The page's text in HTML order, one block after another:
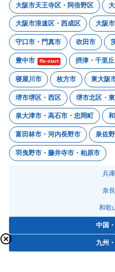
大阪市天王寺区・阿倍野区
大阪市浪速区・西成区 大阪
守口市・門真市 吹田市
豊中市 Re-start 摂津・千里
寝屋川市 枚方市 東大阪
堺市堺区・西区 堺市北区・
泉大津市・高石市・忠岡町
富田林市・河内長野市 泉佐
羽曳野市・藤井寺市・柏原市
兵
奈
和歌
中国
九州